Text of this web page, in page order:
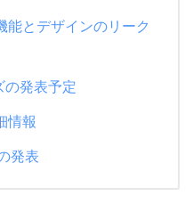
能とデザインのリーク
の発表予定
情報
発表